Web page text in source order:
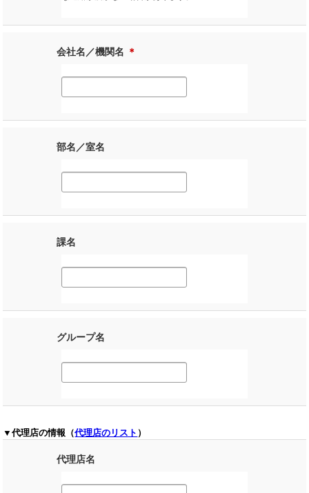
会社名／機関名 ＊
部名／室名
課名
グループ名
▼代理店の情報（代理店のリスト ）
代理店名